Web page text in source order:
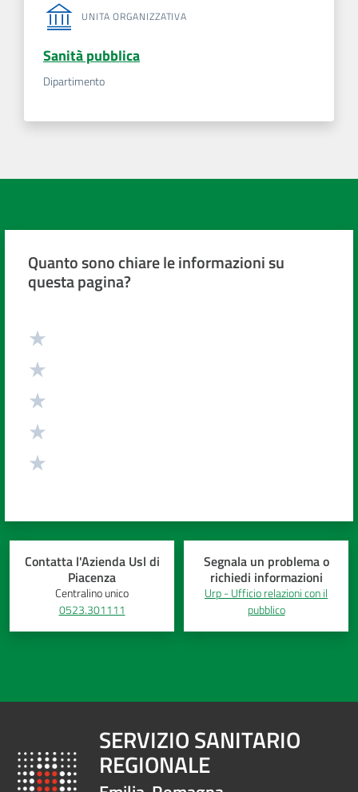
UNITA ORGANIZZATIVA
Sanità pubblica
Dipartimento
Quanto sono chiare le informazioni su
questa pagina?
Contatta l'Azienda Usl di
Piacenza
Centralino unico
0523.301111
Segnala un problema o
richiedi informazioni
Urp - Ufficio relazioni con il
pubblico
SERVIZIO SANITARIO
REGIONALE